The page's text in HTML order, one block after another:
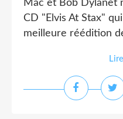
Mac et Bob Dylanet
CD "Elvis At Stax"
meilleure réédition